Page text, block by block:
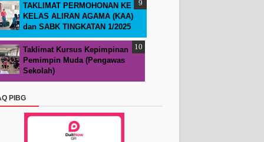
TAKLIMAT PERMOHONAN KE
KELAS ALIRAN AGAMA (KAA)
dan SABK TINGKATAN 1/2025
Taklimat Kursus Kepimpinan
Pemimpin Muda (Pengawas
Sekolah)
PIBG